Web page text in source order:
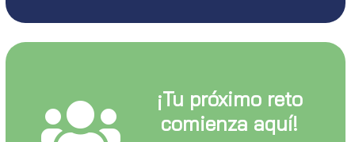
¡Tu próximo reto
comienza aquí!